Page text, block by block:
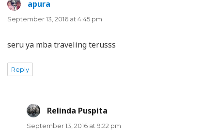
apura
September 13, 2016 at 4:45 pm
seru ya mba traveling terusss
Reply
Relinda Puspita
September 13, 2016 at 9:22 pm